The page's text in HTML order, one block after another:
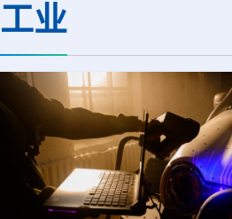
心的同步辐射装置组成，定位为科研和
教育基础设施。新光束线的主要特点在
观...
工业